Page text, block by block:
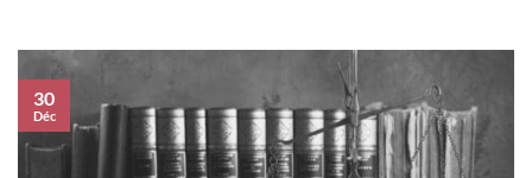
30
Déc